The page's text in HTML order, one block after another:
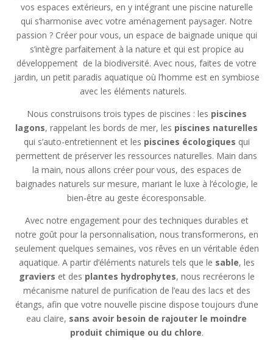
vos espaces extérieurs, en y intégrant une piscine naturelle
qui s’harmonise avec votre aménagement paysager. Notre
passion ? Créer pour vous, un espace de baignade unique qui
s’intègre parfaitement à la nature et qui est propice au
développement de la biodiversité. Avec nous, faites de votre
jardin, un petit paradis aquatique où l’homme est en symbiose
avec les éléments naturels.
Nous construisons trois types de piscines : les piscines
lagons, rappelant les bords de mer, les piscines naturelles
qui s’auto-entretiennent et les piscines écologiques qui
permettent de préserver les ressources naturelles. Main dans
la main, nous allons créer pour vous, des espaces de
baignades naturels sur mesure, mariant le luxe à l’écologie, le
bien-être au geste écoresponsable.
Avec notre engagement pour des techniques durables et
notre goût pour la personnalisation, nous transformerons, en
seulement quelques semaines, vos rêves en un véritable éden
aquatique. A partir d’éléments naturels tels que le sable, les
graviers et des plantes hydrophytes, nous recréerons le
mécanisme naturel de purification de l’eau des lacs et des
étangs, afin que votre nouvelle piscine dispose toujours d’une
eau claire, sans avoir besoin de rajouter le moindre
produit chimique ou du chlore.